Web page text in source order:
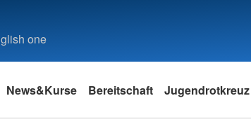
one
News&Kurse Bereitschaft Jugendrotkreuz